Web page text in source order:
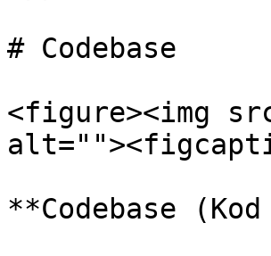
# Codebase
<figure><img
**Codebase